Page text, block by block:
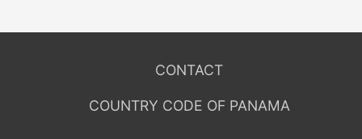
CONTACT
COUNTRY CODE OF PANAMA